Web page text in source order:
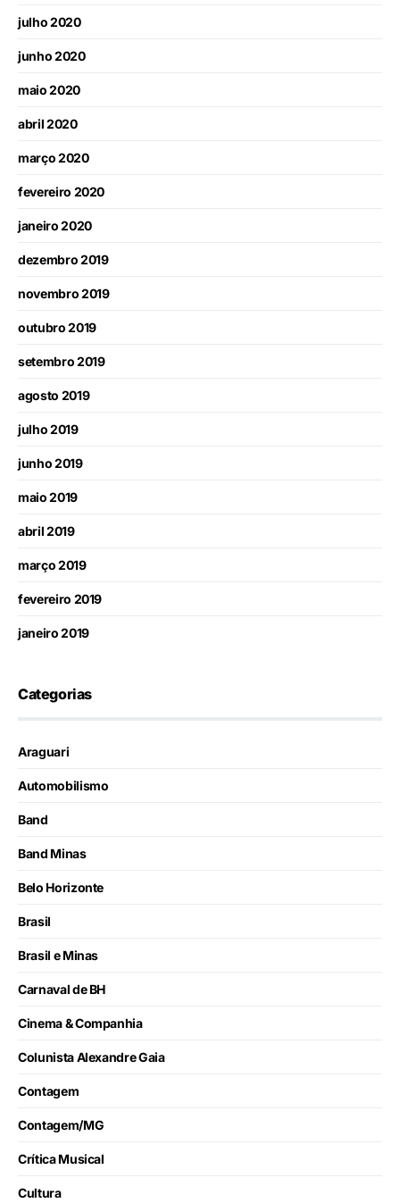
julho 2020
junho 2020
maio 2020
abril 2020
março 2020
fevereiro 2020
janeiro 2020
dezembro 2019
novembro 2019
outubro 2019
setembro 2019
agosto 2019
julho 2019
junho 2019
maio 2019
abril 2019
março 2019
fevereiro 2019
janeiro 2019
Categorias
Araguari
Automobilismo
Band
Band Minas
Belo Horizonte
Brasil
Brasil e Minas
Carnaval de BH
Cinema & Companhia
Colunista Alexandre Gaia
Contagem
Contagem/MG
Crítica Musical
Cultura